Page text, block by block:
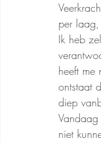
per
Ik heb
heeft me
ontstaat
diep
niet